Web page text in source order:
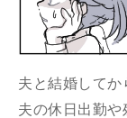
夫と結婚して
夫の休日出勤や